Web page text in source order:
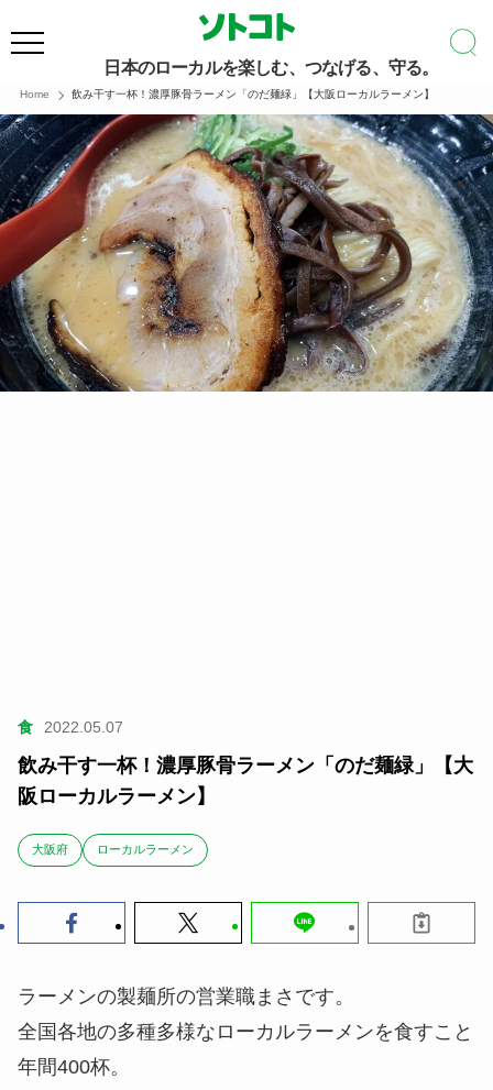
日本のローカルを楽しむ、つなげる、守る。
Home 飲み干す一杯！濃厚豚骨ラーメン「のだ麺緑」【大阪ローカルラーメン】
食 2022.05.07
飲み干す一杯！濃厚豚骨ラーメン「のだ麺緑」【大
阪ローカルラーメン】
大阪府 ローカルラーメン
ラーメンの製麺所の営業職まさです。
全国各地の多種多様なローカルラーメンを食すこと
年間400杯。